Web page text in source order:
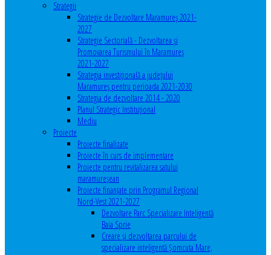
Strategii
Strategie de Dezvoltare Maramureș 2021-
2027
Strategie Sectorială - Dezvoltarea și
Promovarea Turismului în Maramureș
2021-2027
Strategia investiţională a județului
Maramureș pentru perioada 2021-2030
Strategia de dezvoltare 2014 - 2020
Planul Strategic Instituţional
Mediu
Proiecte
Proiecte finalizate
Proiecte în curs de implementare
Proiecte pentru revitalizarea satului
maramureşean
Proiecte finanțate prin Programul Regional
Nord-Vest 2021-2027
Dezvoltare Parc Specializare Inteligentă
Baia Sprie
Creare și dezvoltarea parcului de
specializare inteligentă Șomcuta Mare,